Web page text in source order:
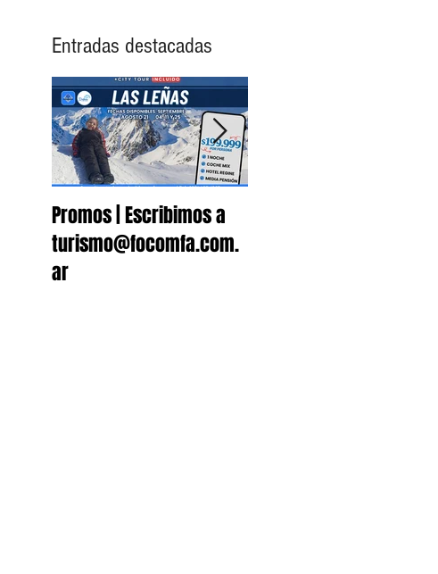
Entradas destacadas
Promos | Escribimos a
turismo@focomfa.com.
ar